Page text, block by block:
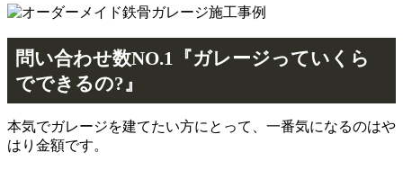
問い合わせ数NO.1『ガレージっていくら
でできるの?』
本気でガレージを建てたい方にとって、一番気になるのはや
はり金額です。